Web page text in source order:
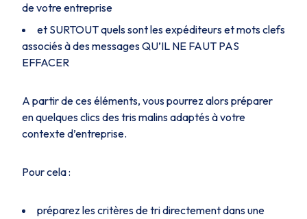
de votre entreprise
et SURTOUT quels sont les expéditeurs et mots clefs
associés à des messages QU’IL NE FAUT PAS
EFFACER
A partir de ces éléments, vous pourrez alors préparer
en quelques clics des tris malins adaptés à votre
contexte d’entreprise.
Pour cela :
préparez les critères de tri directement dans une